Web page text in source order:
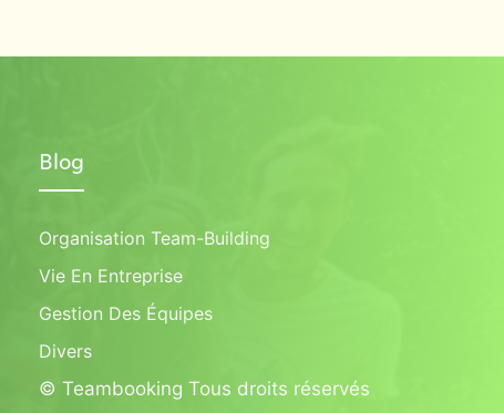
Blog
Organisation Team-Building
Vie En Entreprise
Gestion Des Équipes
Divers
© Teambooking Tous droits réservés